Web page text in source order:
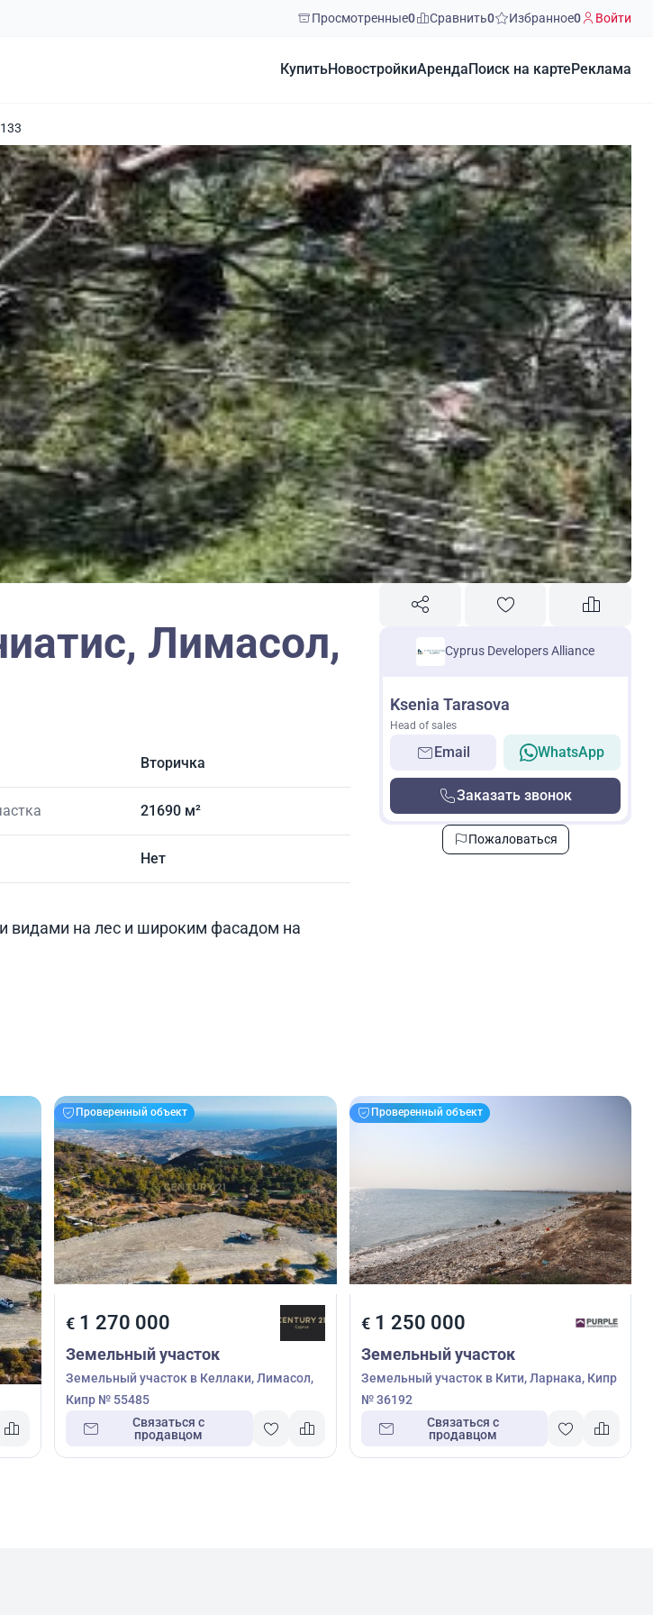
Просмотренные0 Сравнить0 Избранное0 Войти
КупитьНовостройкиАренда Поиск на карте Реклама
Лимасол,
Вторичка
21690 м²
Нет
видами на лес и широким фасадом на
Cyprus Developers Alliance
Ksenia Tarasova
Head of sales
Email WhatsApp
Заказать звонок
Пожаловаться
Проверенный объект
€ 1 270 000
Земельный участок
Земельный участок в Келлаки, Лимасол,
Кипр № 55485
Связаться с
продавцом
Проверенный объект
€1 250 000
Земельный участок
Земельный участок в Кити, Ларнака, Кипр
№ 36192
Связаться с
продавцом